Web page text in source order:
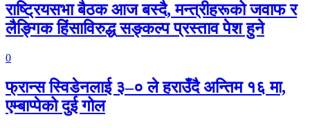
राष्ट्रियसभा बैठक आज बस्दै, मन्त्रीहरूको जवाफ र
लैङ्गिक हिंसाविरुद्ध सङ्कल्प प्रस्ताव पेश हुने
0
फ्रान्स स्विडेनलाई ३–० ले हराउँदै अन्तिम १६ मा,
एम्बाप्पेको दुई गोल